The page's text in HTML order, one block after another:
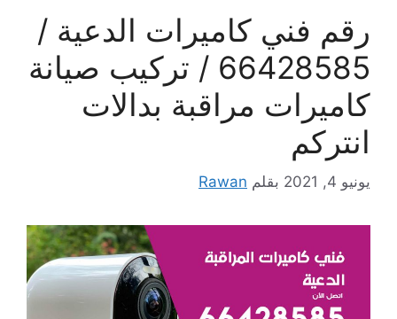
رقم فني كاميرات الدعية /
66428585 / تركيب صيانة
كاميرات مراقبة بدالات
انتركم
يونيو 4, 2021 بقلم Rawan